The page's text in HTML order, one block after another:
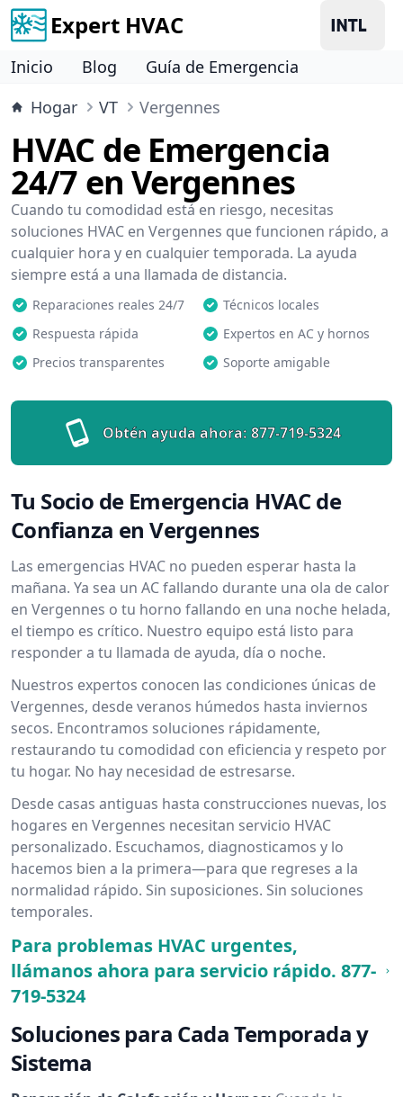
Expert HVAC
Inicio Blog
Guía de Emergencia
Hogar
VT Vergennes
HVAC de Emergencia
24/7 en Vergennes
Cuando tu comodidad está en riesgo, necesitas
soluciones HVAC en Vergennes que funcionen rápido, a
cualquier hora y en cualquier temporada. La ayuda
siempre está a una llamada de distancia.
Reparaciones reales 24/7
Técnicos locales
Respuesta rápida
Expertos en AC y hornos
Precios transparentes
Soporte amigable
Obtén ayuda ahora: 877-719-5324
Tu Socio de Emergencia HVAC de
Confianza en Vergennes
Las emergencias HVAC no pueden esperar hasta la
mañana. Ya sea un AC fallando durante una ola de calor
en Vergennes o tu horno fallando en una noche helada,
el tiempo es crítico. Nuestro equipo está listo para
responder a tu llamada de ayuda, día o noche.
Nuestros expertos conocen las condiciones únicas de
Vergennes, desde veranos húmedos hasta inviernos
secos. Encontramos soluciones rápidamente,
restaurando tu comodidad con eficiencia y respeto por
tu hogar. No hay necesidad de estresarse.
Desde casas antiguas hasta construcciones nuevas, los
hogares en Vergennes necesitan servicio HVAC
personalizado. Escuchamos, diagnosticamos y lo
hacemos bien a la primera—para que regreses a la
normalidad rápido. Sin suposiciones. Sin soluciones
temporales.
Para problemas HVAC urgentes,
llámanos ahora para servicio rápido. 877-
719-5324
Soluciones para Cada Temporada y
Sistema